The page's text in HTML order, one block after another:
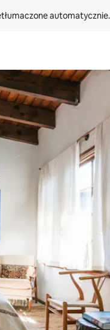
automatycznie.
w górę i w dół